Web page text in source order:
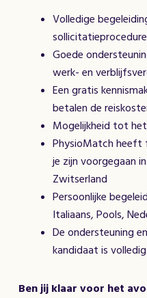
Volledige
sollicitatieprocedure
Goede
werk- en
Een gratis
betalen de
Mogelijkheid tot
PhysioMatch heeft
je zijn voorgegaan
Zwitserland
Persoonlijke
Italiaans, Pools,
De ondersteuning
kandidaat is
Ben jij klaar voor het